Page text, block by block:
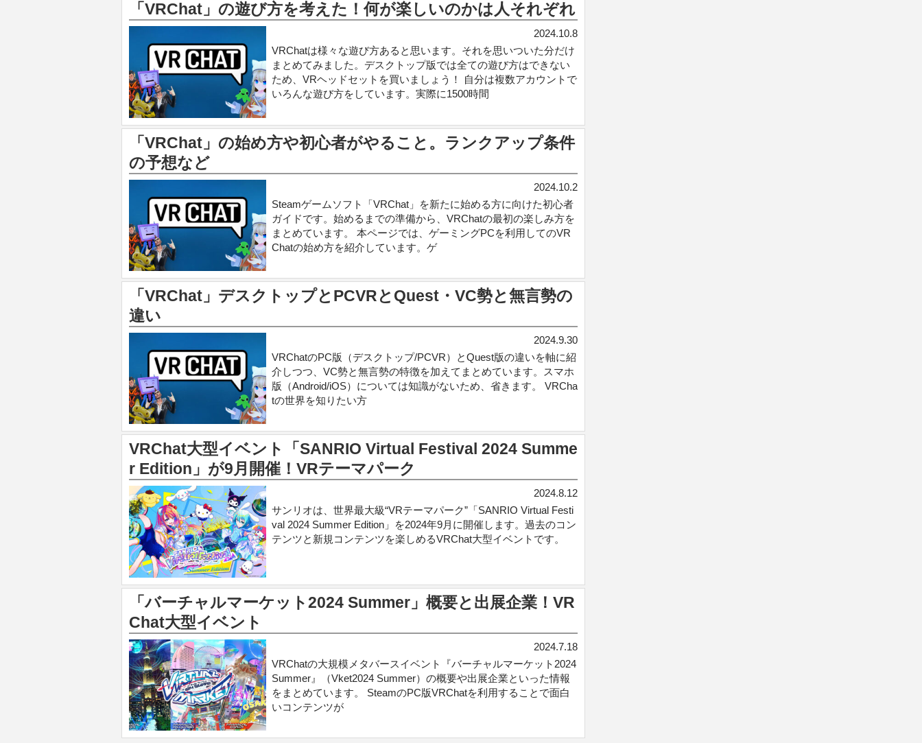
「VRChat」の遊び方を考えた！何が楽しいのかは人それぞれ
2024.10.8
VRChatは様々な遊び方あると思います。それを思いついた分だけ
まとめてみました。デスクトップ版では全ての遊び方はできない
ため、VRヘッドセットを買いましょう！ 自分は複数アカウントで
いろんな遊び方をしています。実際に1500時間
「VRChat」の始め方や初心者がやること。ランクアップ条件
の予想など
2024.10.2
Steamゲームソフト「VRChat」を新たに始める方に向けた初心者
ガイドです。始めるまでの準備から、VRChatの最初の楽しみ方を
まとめています。 本ページでは、ゲーミングPCを利用してのVR
Chatの始め方を紹介しています。ゲ
「VRChat」デスクトップとPCVRとQuest・VC勢と無言勢の
違い
2024.9.30
VRChatのPC版（デスクトップ/PCVR）とQuest版の違いを軸に紹
介しつつ、VC勢と無言勢の特徴を加えてまとめています。スマホ
版（Android/iOS）については知識がないため、省きます。 VRCha
tの世界を知りたい方
VRChat大型イベント「SANRIO Virtual Festival 2024 Summe
r Edition」が9月開催！VRテーマパーク
2024.8.12
サンリオは、世界最大級“VRテーマパーク”「SANRIO Virtual Festi
val 2024 Summer Edition」を2024年9月に開催します。過去のコン
テンツと新規コンテンツを楽しめるVRChat大型イベントです。
「バーチャルマーケット2024 Summer」概要と出展企業！VR
Chat大型イベント
2024.7.18
VRChatの大規模メタバースイベント『バーチャルマーケット2024
Summer』（Vket2024 Summer）の概要や出展企業といった情報
をまとめています。 SteamのPC版VRChatを利用することで面白
いコンテンツが